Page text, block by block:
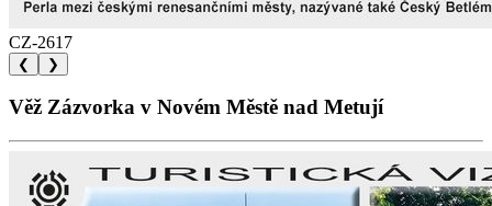
CZ-2617
❮ ❯
Věž Zázvorka v Novém Městě nad Metují